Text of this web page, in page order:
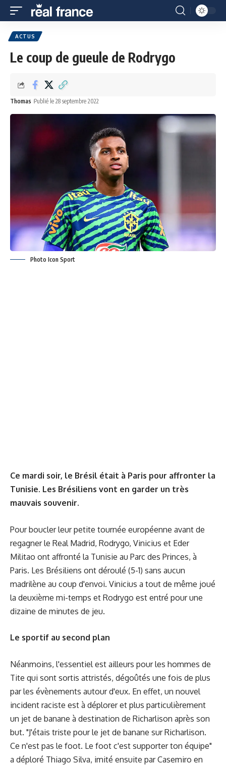
ACTUS
Le coup de gueule de Rodrygo
Thomas Publié le 28 septembre 2022
Photo Icon Sport
Ce mardi soir, le Brésil était à Paris pour affronter la
Tunisie. Les Brésiliens vont en garder un très
mauvais souvenir.
Pour boucler leur petite tournée européenne avant de
regagner le Real Madrid, Rodrygo, Vinicius et Eder
Militao ont affronté la Tunisie au Parc des Princes, à
Paris. Les Brésiliens ont déroulé (5-1) sans aucun
madrilène au coup d'envoi. Vinicius a tout de même joué
la deuxième mi-temps et Rodrygo est entré pour une
dizaine de minutes de jeu.
Le sportif au second plan
Néanmoins, l'essentiel est ailleurs pour les hommes de
Tite qui sont sortis attristés, dégoûtés une fois de plus
par les évènements autour d'eux. En effet, un nouvel
incident raciste est à déplorer et plus particulièrement
un jet de banane à destination de Richarlison après son
but. "J'étais triste pour le jet de banane sur Richarlison.
Ce n'est pas le foot. Le foot c'est supporter ton équipe"
a déploré Thiago Silva, imité ensuite par Casemiro en